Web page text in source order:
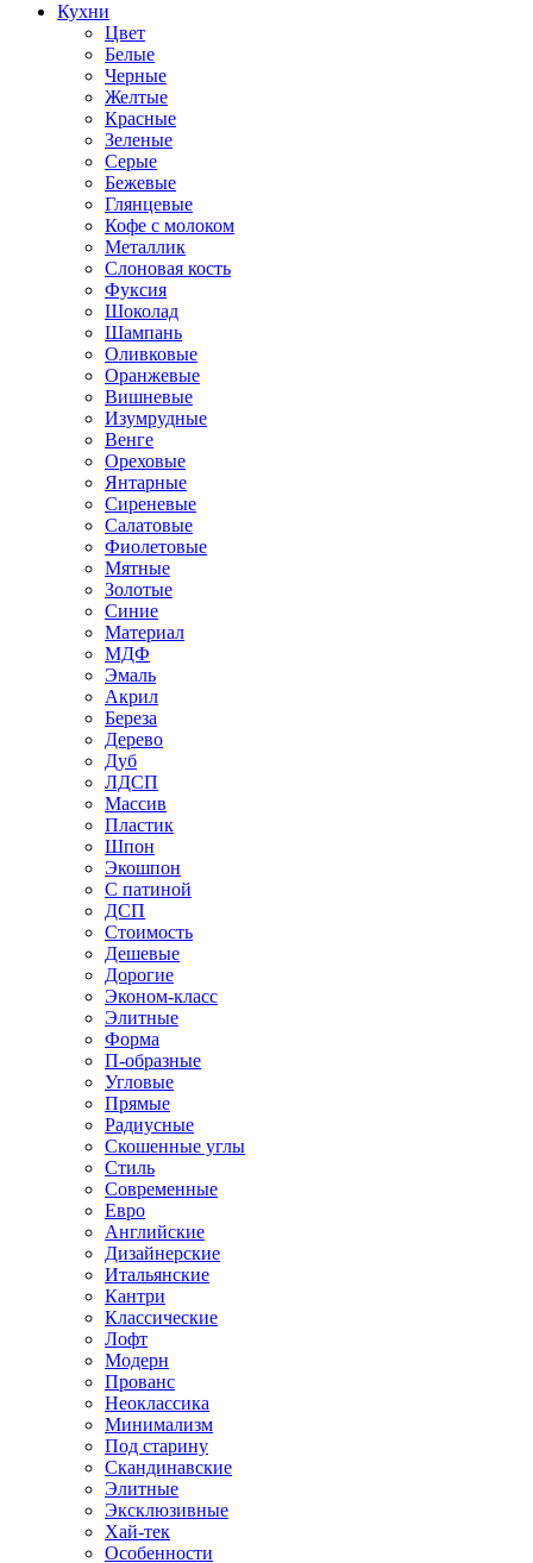
Кухни
Цвет
Белые
Черные
Желтые
Красные
Зеленые
Серые
Бежевые
Глянцевые
Кофе с молоком
Металлик
Слоновая кость
Фуксия
Шоколад
Шампань
Оливковые
Оранжевые
Вишневые
Изумрудные
Венге
Ореховые
Янтарные
Сиреневые
Салатовые
Фиолетовые
Мятные
Золотые
Синие
Материал
МДФ
Эмаль
Акрил
Береза
Дерево
Дуб
ЛДСП
Массив
Пластик
Шпон
Экошпон
С патиной
ДСП
Стоимость
Дешевые
Дорогие
Эконом-класс
Элитные
Форма
П-образные
Угловые
Прямые
Радиусные
Скошенные углы
Стиль
Современные
Евро
Английские
Дизайнерские
Итальянские
Кантри
Классические
Лофт
Модерн
Прованс
Неоклассика
Минимализм
Под старину
Скандинавские
Элитные
Эксклюзивные
Хай-тек
Особенности